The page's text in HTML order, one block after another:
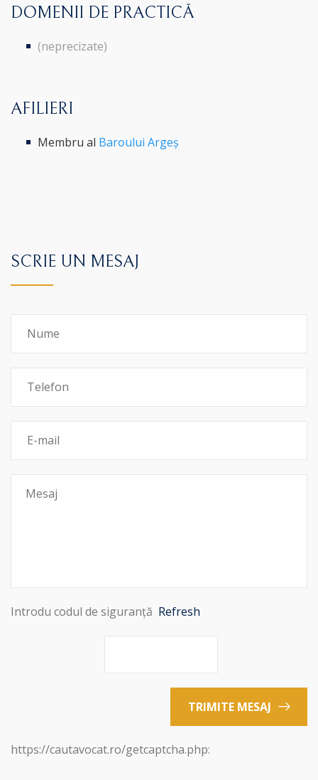
DOMENII DE PRACTICĂ
(neprecizate)
AFILIERI
Membru al Baroului Argeș
SCRIE UN MESAJ
Introdu codul de siguranță Refresh
TRIMITE MESAJ
https://cautavocat.ro/getcaptcha.php: